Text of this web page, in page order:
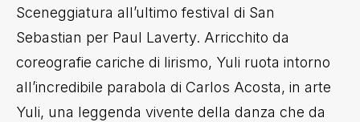
Sceneggiatura all’ultimo festival di San
Sebastian per Paul Laverty. Arricchito da
coreografie cariche di lirismo, Yuli ruota intorno
all’incredibile parabola di Carlos Acosta, in arte
Yuli, una leggenda vivente della danza che da